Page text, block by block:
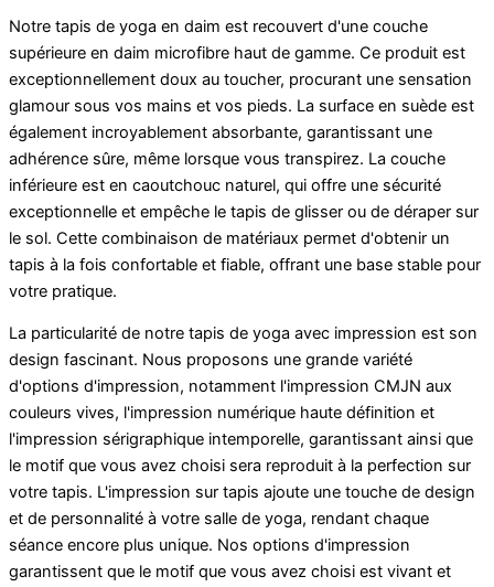
Notre tapis de yoga en daim est recouvert d'une couche
supérieure en daim microfibre haut de gamme. Ce produit est
exceptionnellement doux au toucher, procurant une sensation
glamour sous vos mains et vos pieds. La surface en suède est
également incroyablement absorbante, garantissant une
adhérence sûre, même lorsque vous transpirez. La couche
inférieure est en caoutchouc naturel, qui offre une sécurité
exceptionnelle et empêche le tapis de glisser ou de déraper sur
le sol. Cette combinaison de matériaux permet d'obtenir un
tapis à la fois confortable et fiable, offrant une base stable pour
votre pratique.
La particularité de notre tapis de yoga avec impression est son
design fascinant. Nous proposons une grande variété
d'options d'impression, notamment l'impression CMJN aux
couleurs vives, l'impression numérique haute définition et
l'impression sérigraphique intemporelle, garantissant ainsi que
le motif que vous avez choisi sera reproduit à la perfection sur
votre tapis. L'impression sur tapis ajoute une touche de design
et de personnalité à votre salle de yoga, rendant chaque
séance encore plus unique. Nos options d'impression
garantissent que le motif que vous avez choisi est vivant et